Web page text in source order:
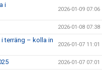
i
2026-01-09 07:06
2026-01-08 07:38
terräng – kolla in
2026-01-07 11:01
2026-01-07 07:01